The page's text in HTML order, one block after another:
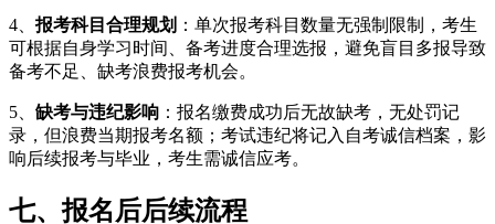
4、 报考科目合理规划 ：单次报考科目数量无强制限制，考生
可根据自身学习时间、备考进度合理选报，避免盲目多报导致
备考不足、缺考浪费报考机会。
5、 缺考与违纪影响 ：报名缴费成功后无故缺考，无处罚记
录，但浪费当期报考名额；考试违纪将记入自考诚信档案，影
响后续报考与毕业，考生需诚信应考。
七、报名后后续流程